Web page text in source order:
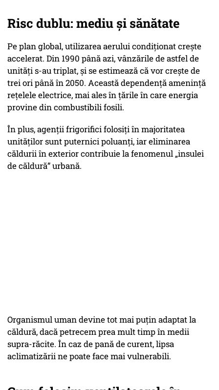
Risc dublu: mediu și sănătate
Pe plan global, utilizarea aerului condiționat crește
accelerat. Din 1990 până azi, vânzările de astfel de
unități s-au triplat, și se estimează că vor crește de
trei ori până în 2050. Această dependență amenință
rețelele electrice, mai ales în țările în care energia
provine din combustibili fosili.
În plus, agenții frigorifici folosiți în majoritatea
unităților sunt puternici poluanți, iar eliminarea
căldurii în exterior contribuie la fenomenul „insulei
de căldură” urbană.
Organismul uman devine tot mai puțin adaptat la
căldură, dacă petrecem prea mult timp în medii
supra-răcite. În caz de pană de curent, lipsa
aclimatizării ne poate face mai vulnerabili.